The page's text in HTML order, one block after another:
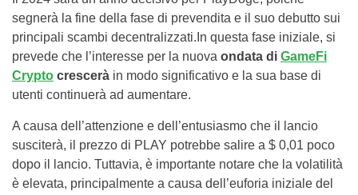
segnerà la fine della fase di prevendita e il suo debutto sui
principali scambi decentralizzati.In questa fase iniziale, si
prevede che l’interesse per la nuova ondata di GameFi
Crypto crescerà in modo significativo e la sua base di
utenti continuerà ad aumentare.
A causa dell’attenzione e dell’entusiasmo che il lancio
susciterà, il prezzo di PLAY potrebbe salire a $ 0,01 poco
dopo il lancio. Tuttavia, è importante notare che la volatilità
è elevata, principalmente a causa dell’euforia iniziale del